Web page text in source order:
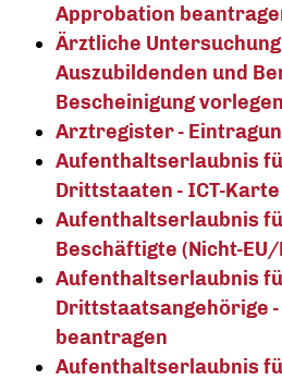
Approbation
Ärztliche
Auszubildenden und
Bescheinigung
Arztregister -
Aufenthaltserlaubnis
Drittstaaten - ICT-
Aufenthaltserlaubnis
Beschäftigte (Nicht-
Aufenthaltserlaubnis
Drittstaatsangehörige
beantragen
Aufenthaltserlaubnis